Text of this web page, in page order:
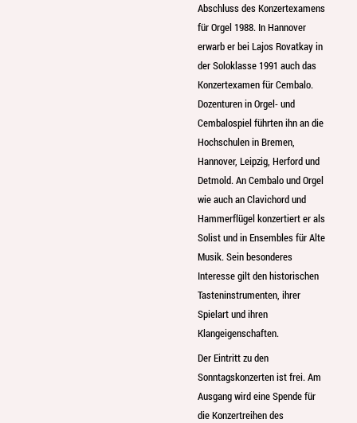
Abschluss des Konzertexamens
für Orgel 1988. In Hannover
erwarb er bei Lajos Rovatkay in
der Soloklasse 1991 auch das
Konzertexamen für Cembalo.
Dozenturen in Orgel- und
Cembalospiel führten ihn an die
Hochschulen in Bremen,
Hannover, Leipzig, Herford und
Detmold. An Cembalo und Orgel
wie auch an Clavichord und
Hammerflügel konzertiert er als
Solist und in Ensembles für Alte
Musik. Sein besonderes
Interesse gilt den historischen
Tasteninstrumenten, ihrer
Spielart und ihren
Klangeigenschaften.
Der Eintritt zu den
Sonntagskonzerten ist frei. Am
Ausgang wird eine Spende für
die Konzertreihen des